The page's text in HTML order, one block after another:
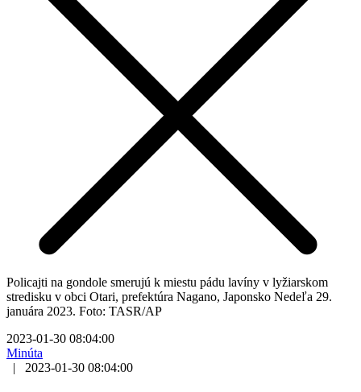
Policajti na gondole smerujú k miestu pádu lavíny v lyžiarskom
stredisku v obci Otari, prefektúra Nagano, Japonsko Nedeľa 29.
januára 2023. Foto: TASR/AP
2023-01-30 08:04:00
Minúta
|
2023-01-30 08:04:00